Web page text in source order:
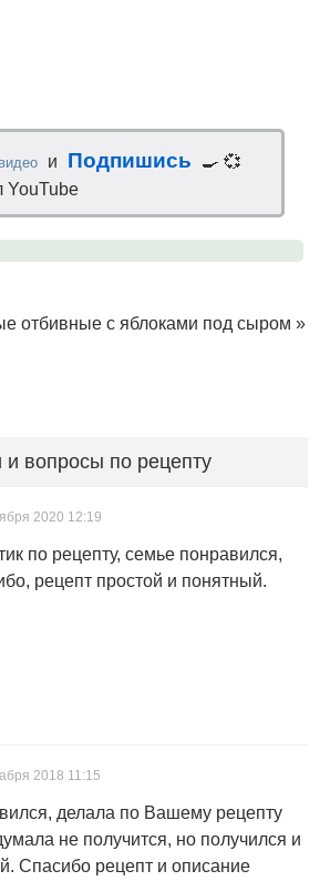
и Подпишись
🍳 💞
YouTube
отбивные с яблоками под сыром »
и вопросы по рецепту
2020 12:19
по рецепту, семье понравился,
рецепт простой и понятный.
2018 11:15
делала по Вашему рецепту
не получится, но получился и
Спасибо рецепт и описание